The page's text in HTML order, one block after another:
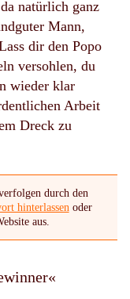
natürlich ganz
Mann,
dir den Popo
versohlen, du
wieder klar
Arbeit
Dreck zu
durch den
hinterlassen oder
aus.